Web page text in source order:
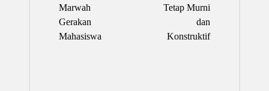
Marwah
Gerakan
Mahasiswa
Tetap Murni
dan
Konstruktif